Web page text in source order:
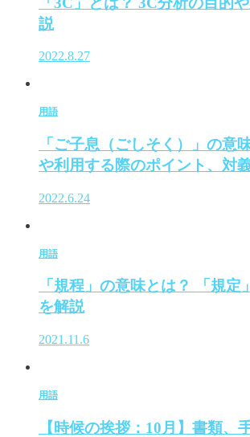
説
2022.8.27
用語
「ご子息（ごしそく）」の意
や利用する際のポイント、対
2022.6.24
用語
「規程」の意味とは？ 「規定
を解説
2021.11.6
用語
【時候の挨拶：10月】書類、